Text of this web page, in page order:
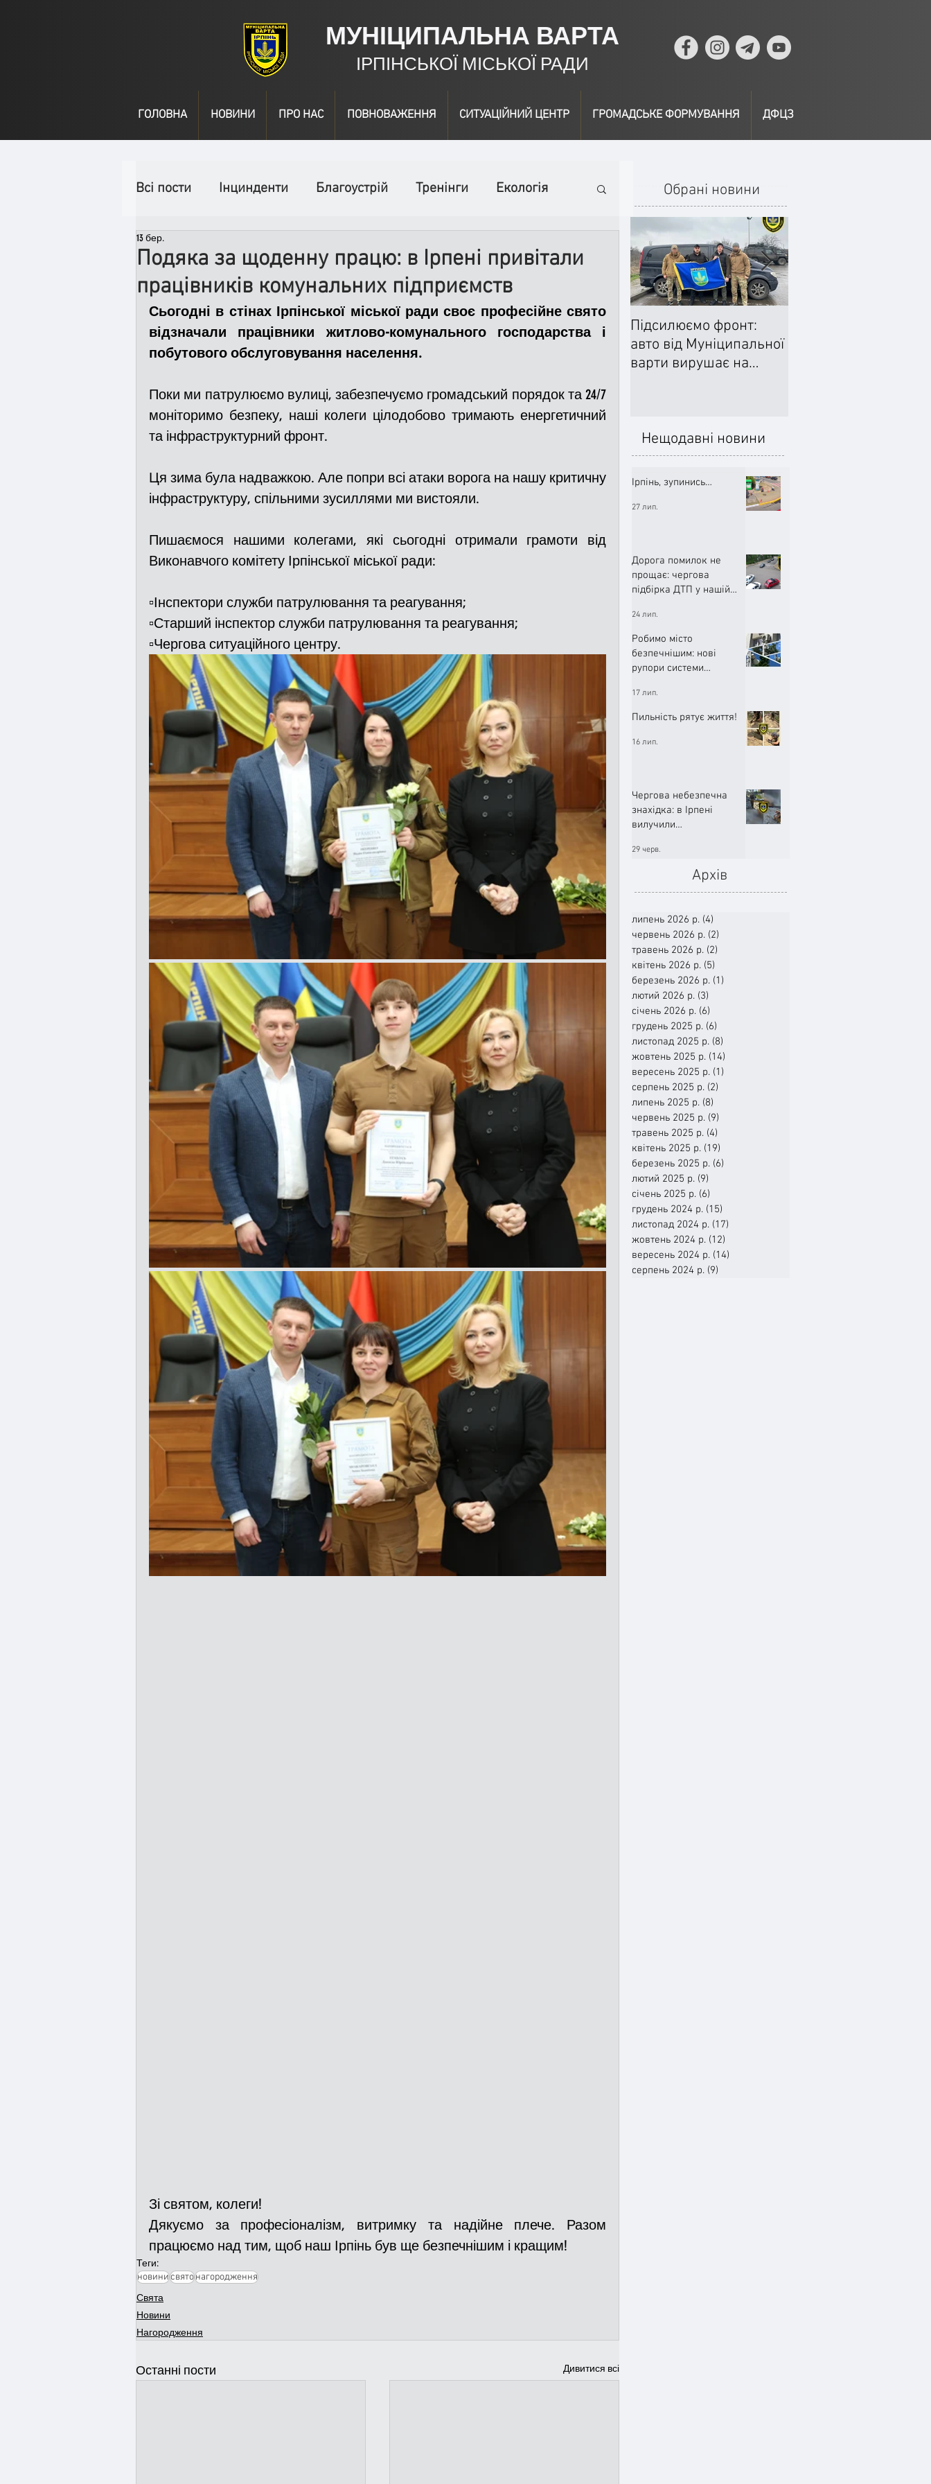
МУНІЦИПАЛЬНА ВАРТА
ІРПІНСЬКОЇ МІСЬКОЇ РАДИ
ГОЛОВНА НОВИНИ ПРО НАС ПОВНОВАЖЕННЯ СИТУАЦІЙНИЙ ЦЕНТР ГРОМАДСЬКЕ ФОРМУВАННЯ ДФЦЗ
Всі пости Інцинденти Благоустрій Тренінги Екологія
День народження
Спільні заходи Надзвичайні заходи Події
Медицина Новини ДТП Рятувальники
Адмінпротокол Свята Поліція Ситуаційний центр
Подяка за щоденну працю: в Ірпені привітали
працівників комунальних підприємств
13 бер.
Сьогодні в стінах Ірпінської міської ради своє професійне свято
відзначали працівники житлово-комунального господарства і
побутового обслуговування населення.
Поки ми патрулюємо вулиці, забезпечуємо громадський порядок та 24/7
моніторимо безпеку, наші колеги цілодобово тримають енергетичний
та інфраструктурний фронт.
Ця зима була надважкою. Але попри всі атаки ворога на нашу критичну
інфраструктуру, спільними зусиллями ми вистояли.
Пишаємося нашими колегами, які сьогодні отримали грамоти від
Виконавчого комітету Ірпінської міської ради:
▫️Інспектори служби патрулювання та реагування;
▫️Старший інспектор служби патрулювання та реагування;
▫️Чергова ситуаційного центру.
Зі святом, колеги!
Дякуємо за професіоналізм, витримку та надійне плече. Разом
працюємо над тим, щоб наш Ірпінь був ще безпечнішим і кращим!
Теги:
новинисвятонагородження
Свята
Новини
Нагородження
Останні пости Дивитися всі
Обрані новини
Підсилюємо фронт:
авто від Муніципальної
варти вирушає на
Нещодавні новини
Ірпінь, зупинись…
27 лип.
Дорога помилок не
прощає: чергова
підбірка ДТП у нашій
24 лип.
Робимо місто
безпечнішим: нові
рупори системи
працюють!
17 лип.
Пильність рятує життя!
16 лип.
Чергова небезпечна
знахідка: в Ірпені
вилучили
29 черв.
Архів
липень 2026 р. (4)
червень 2026 р. (2)
травень 2026 р. (2)
квітень 2026 р. (5)
березень 2026 р. (1)
лютий 2026 р. (3)
січень 2026 р. (6)
грудень 2025 р. (6)
листопад 2025 р. (8)
жовтень 2025 р. (14)
вересень 2025 р. (1)
серпень 2025 р. (2)
липень 2025 р. (8)
червень 2025 р. (9)
травень 2025 р. (4)
квітень 2025 р. (19)
березень 2025 р. (6)
лютий 2025 р. (9)
січень 2025 р. (6)
грудень 2024 р. (15)
листопад 2024 р. (17)
жовтень 2024 р. (12)
вересень 2024 р. (14)
серпень 2024 р. (9)